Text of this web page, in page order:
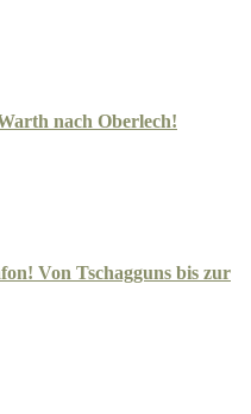
nach Oberlech!
Von Tschagguns bis zur